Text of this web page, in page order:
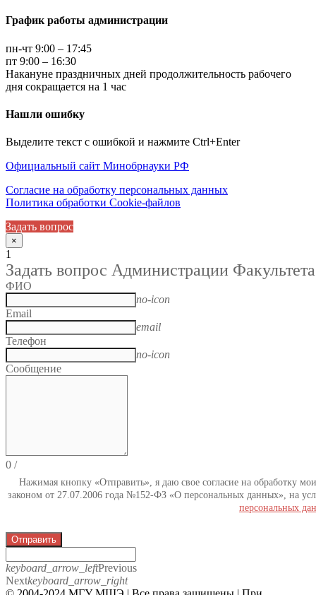
График работы администрации
пн-чт 9:00 – 17:45
пт 9:00 – 16:30
Накануне праздничных дней продолжительность рабочего
дня сокращается на 1 час
Нашли ошибку
Выделите текст с ошибкой и нажмите Ctrl+Enter
Официальный сайт Минобрнауки РФ
Согласие на обработку персональных данных
Политика обработки Cookie-файлов
Задать вопрос
×
1
Задать вопрос Администрации Факультета
ФИО
no-icon
Email
email
Телефон
no-icon
Сообщение
0 /
Нажимая кнопку «Отправить», я даю свое согласие на обработку
законом от 27.07.2006 года №152-ФЗ «О персональных данных», на
персональных
Отправить
keyboard_arrow_leftPrevious
Nextkeyboard_arrow_right